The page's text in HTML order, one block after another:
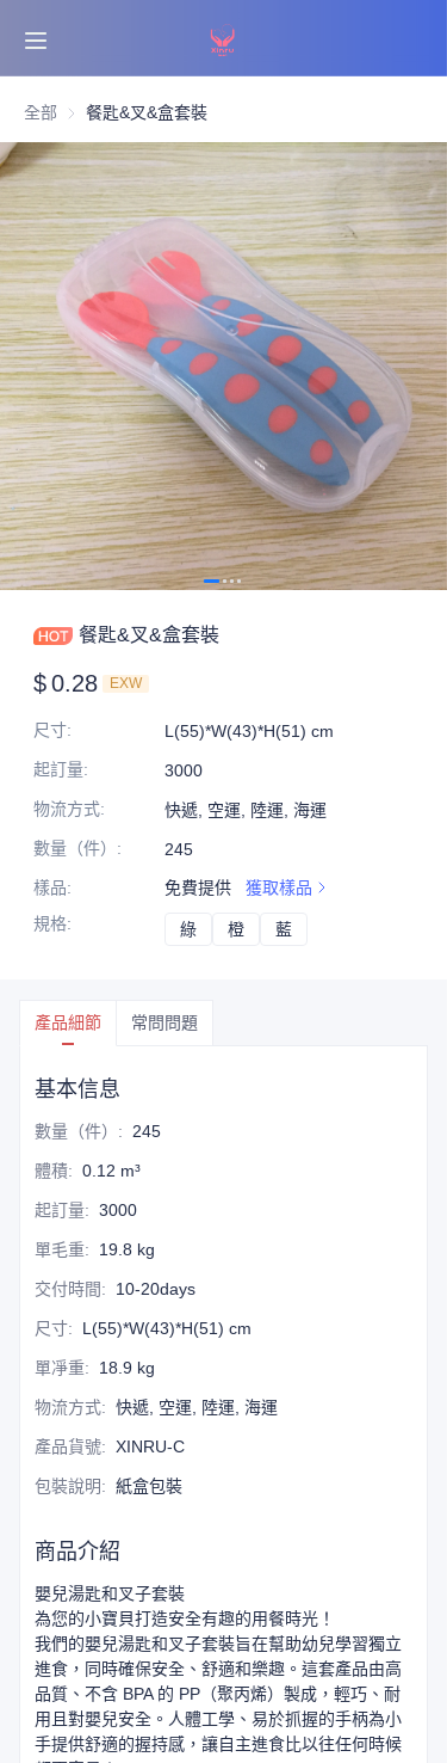
全部 餐匙&叉&盒套裝
餐匙&叉&盒套裝
$0.28 EXW
尺寸:
L(55)*W(43)*H(51) cm
起訂量:
3000
物流方式:
快遞, 空運, 陸運, 海運
數量（件） :
245
樣品: 免費提供
獲取樣品
規格: 綠 橙 藍
產品細節 常問問題
基本信息
數量（件） : 245
體積: 0.12 m³
起訂量: 3000
單毛重: 19.8 kg
交付時間: 10-20days
尺寸: L(55)*W(43)*H(51) cm
單凈重: 18.9 kg
物流方式: 快遞, 空運, 陸運, 海運
產品貨號: XINRU-C
包裝說明: 紙盒包裝
商品介紹
嬰兒湯匙和叉子套裝
為您的小寶貝打造安全有趣的用餐時光！
我們的嬰兒湯匙和叉子套裝旨在幫助幼兒學習獨立
進食，同時確保安全、舒適和樂趣。這套產品由高
品質、不含 BPA 的 PP（聚丙烯）製成，輕巧、耐
用且對嬰兒安全。人體工學、易於抓握的手柄為小
手提供舒適的握持感，讓自主進食比以往任何時候
暢銷書
產品
關於我們
新聞
聯絡我們